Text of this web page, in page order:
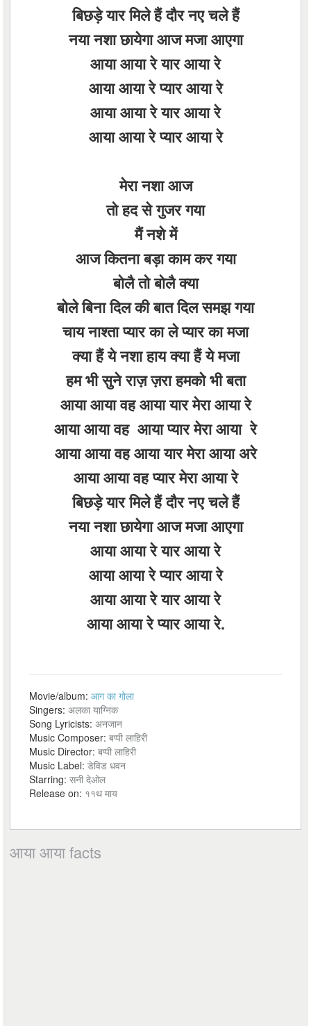
बिछड़े यार मिले हैं दौर नए चले हैं
नया नशा छायेगा आज मजा आएगा
आया आया रे यार आया रे
आया आया रे प्यार आया रे
आया आया रे यार आया रे
आया आया रे प्यार आया रे
मेरा नशा आज
तो हद से गुजर गया
मैं नशे में
आज कितना बड़ा काम कर गया
बोलै तो बोलै क्या
बोले बिना दिल की बात दिल समझ गया
चाय नाश्ता प्यार का ले प्यार का मजा
क्या हैं ये नशा हाय क्या हैं ये मजा
हम भी सुने राज़ ज़रा हमको भी बता
आया आया वह आया यार मेरा आया रे
आया आया वह आया प्यार मेरा आया रे
आया आया वह आया यार मेरा आया अरे
आया आया वह प्यार मेरा आया रे
बिछड़े यार मिले हैं दौर नए चले हैं
नया नशा छायेगा आज मजा आएगा
आया आया रे यार आया रे
आया आया रे प्यार आया रे
आया आया रे यार आया रे
आया आया रे प्यार आया रे.
Movie/album:आग का गोला
Singers:अलका याग्निक
Song Lyricists:अनजान
Music Composer:बप्पी लाहिरी
Music Director:बप्पी लाहिरी
Music Label:डेविड धवन
Starring:सनी देओल
Release on: ११थ माय
आया आया facts